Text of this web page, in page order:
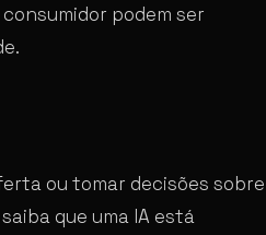
podem ser
ou tomar decisões sobre
que uma IA está